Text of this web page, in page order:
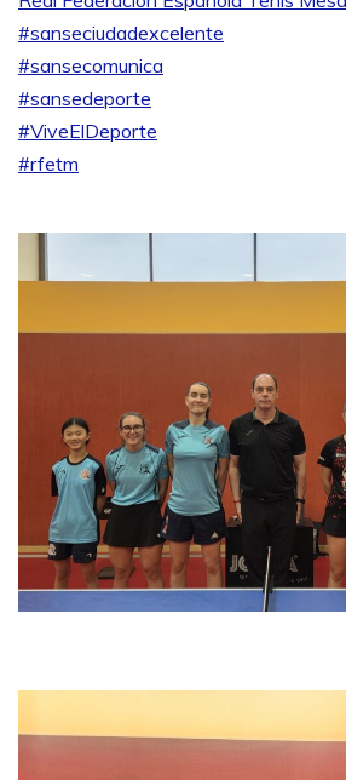
#sanseciudadexcelente
#sansecomunica
#sansedeporte
#ViveElDeporte
#rfetm